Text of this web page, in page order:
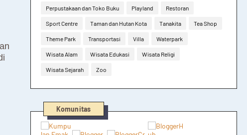
Perpustakaan dan Toko Buku Playland Restoran
Sport Centre Taman dan Hutan Kota Tanakita Tea Shop
Theme Park Transportasi Villa Waterpark
Wisata Alam Wisata Edukasi Wisata Religi
Wisata Sejarah Zoo
Komunitas